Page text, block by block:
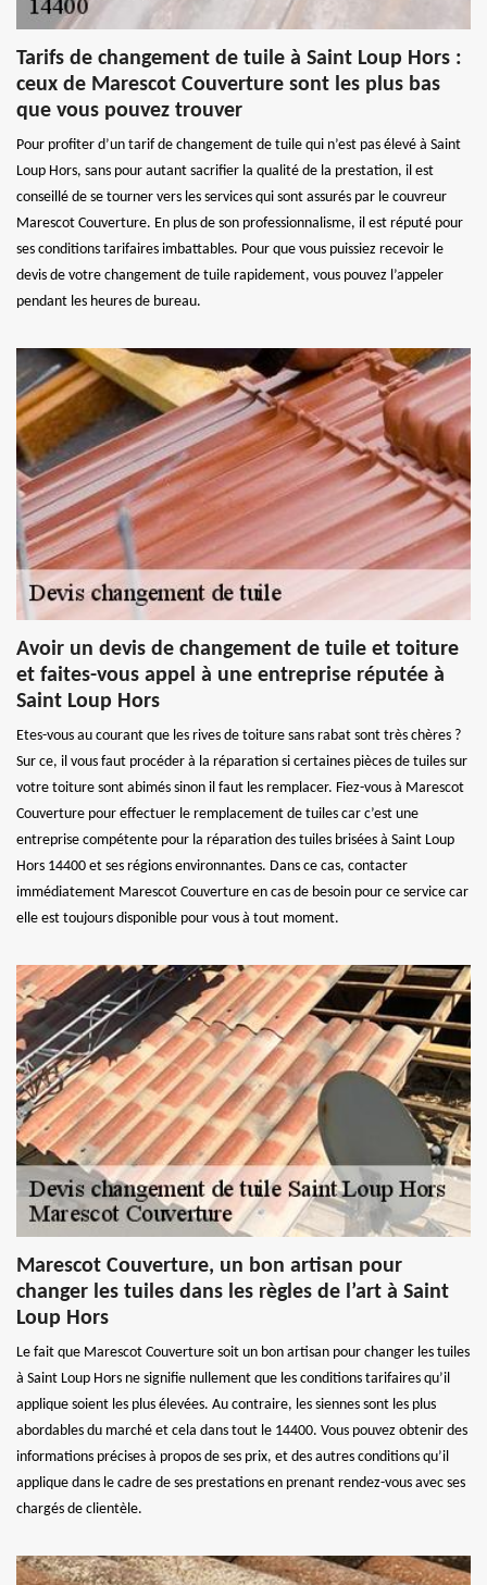
Tarifs de changement de tuile à Saint Loup Hors :
ceux de Marescot Couverture sont les plus bas
que vous pouvez trouver
Pour profiter d’un tarif de changement de tuile qui n’est pas élevé à Saint
Loup Hors, sans pour autant sacrifier la qualité de la prestation, il est
conseillé de se tourner vers les services qui sont assurés par le couvreur
Marescot Couverture. En plus de son professionnalisme, il est réputé pour
ses conditions tarifaires imbattables. Pour que vous puissiez recevoir le
devis de votre changement de tuile rapidement, vous pouvez l’appeler
pendant les heures de bureau.
Avoir un devis de changement de tuile et toiture
et faites-vous appel à une entreprise réputée à
Saint Loup Hors
Etes-vous au courant que les rives de toiture sans rabat sont très chères ?
Sur ce, il vous faut procéder à la réparation si certaines pièces de tuiles sur
votre toiture sont abimés sinon il faut les remplacer. Fiez-vous à Marescot
Couverture pour effectuer le remplacement de tuiles car c’est une
entreprise compétente pour la réparation des tuiles brisées à Saint Loup
Hors 14400 et ses régions environnantes. Dans ce cas, contacter
immédiatement Marescot Couverture en cas de besoin pour ce service car
elle est toujours disponible pour vous à tout moment.
Marescot Couverture, un bon artisan pour
changer les tuiles dans les règles de l’art à Saint
Loup Hors
Le fait que Marescot Couverture soit un bon artisan pour changer les tuiles
à Saint Loup Hors ne signifie nullement que les conditions tarifaires qu’il
applique soient les plus élevées. Au contraire, les siennes sont les plus
abordables du marché et cela dans tout le 14400. Vous pouvez obtenir des
informations précises à propos de ses prix, et des autres conditions qu’il
applique dans le cadre de ses prestations en prenant rendez-vous avec ses
chargés de clientèle.